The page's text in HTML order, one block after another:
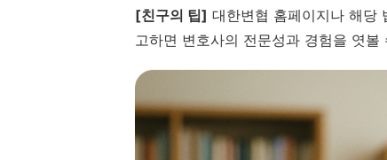
[친구의 팁] 대한변협 홈페이지나 해당
고하면 변호사의 전문성과 경험을 엿볼